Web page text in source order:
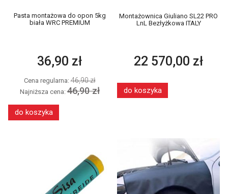
Pasta montażowa do opon 5kg
biała WRC PREMIUM
36,90 zł
Cena regularna:46,90 zł
Najniższa cena:46,90 zł
do koszyka
Montażownica Giuliano SL22 PRO
LnL Bezłyżkowa ITALY
22 570,00 zł
do koszyka